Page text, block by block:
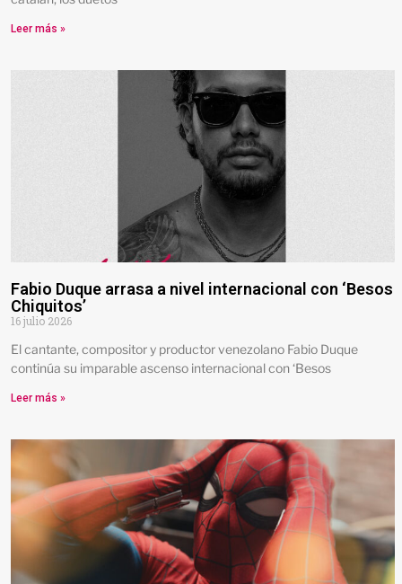
Leer más »
Fabio Duque arrasa a nivel internacional con ‘Besos
Chiquitos’
16 julio 2026
El cantante, compositor y productor venezolano Fabio Duque
continúa su imparable ascenso internacional con ‘Besos
Leer más »